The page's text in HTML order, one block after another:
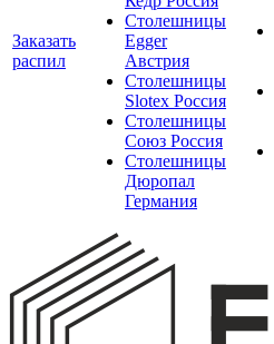
Заказать
распил
Столешницы
Egger
Австрия
Столешницы
Slotex Россия
Столешницы
Союз Россия
Столешницы
Дюропал
Германия